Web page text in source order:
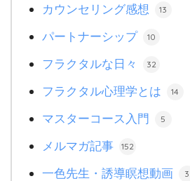
カウンセリング感想 13
パートナーシップ 10
フラクタルな日々 32
フラクタル心理学とは 14
マスターコース入門 5
メルマガ記事 152
一色先生・誘導瞑想動画 3